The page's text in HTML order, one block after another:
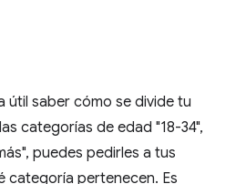
útil saber cómo se divide tu
categorías de edad "18-34",
puedes pedirles a tus
categoría pertenecen. Es